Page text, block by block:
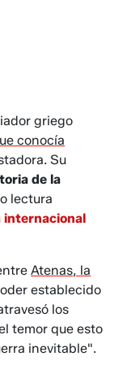
griego
conocía
Su
de la
lectura
internacional
Atenas, la
establecido
los
temor que esto
inevitable".